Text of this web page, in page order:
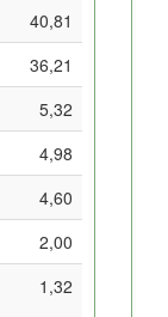
40,81
36,21
5,32
4,98
4,60
2,00
1,32